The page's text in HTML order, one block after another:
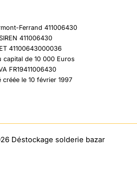
Ferrand 411006430
411006430
41100643000036
capital de 10 000 Euros
FR19411006430
créée le 10 février 1997
Déstockage solderie bazar